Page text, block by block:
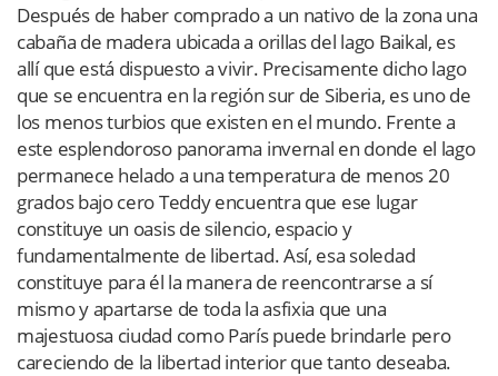
Después de haber comprado a un nativo de la zona una
cabaña de madera ubicada a orillas del lago Baikal, es
allí que está dispuesto a vivir. Precisamente dicho lago
que se encuentra en la región sur de Siberia, es uno de
los menos turbios que existen en el mundo. Frente a
este esplendoroso panorama invernal en donde el lago
permanece helado a una temperatura de menos 20
grados bajo cero Teddy encuentra que ese lugar
constituye un oasis de silencio, espacio y
fundamentalmente de libertad. Así, esa soledad
constituye para él la manera de reencontrarse a sí
mismo y apartarse de toda la asfixia que una
majestuosa ciudad como París puede brindarle pero
careciendo de la libertad interior que tanto deseaba.